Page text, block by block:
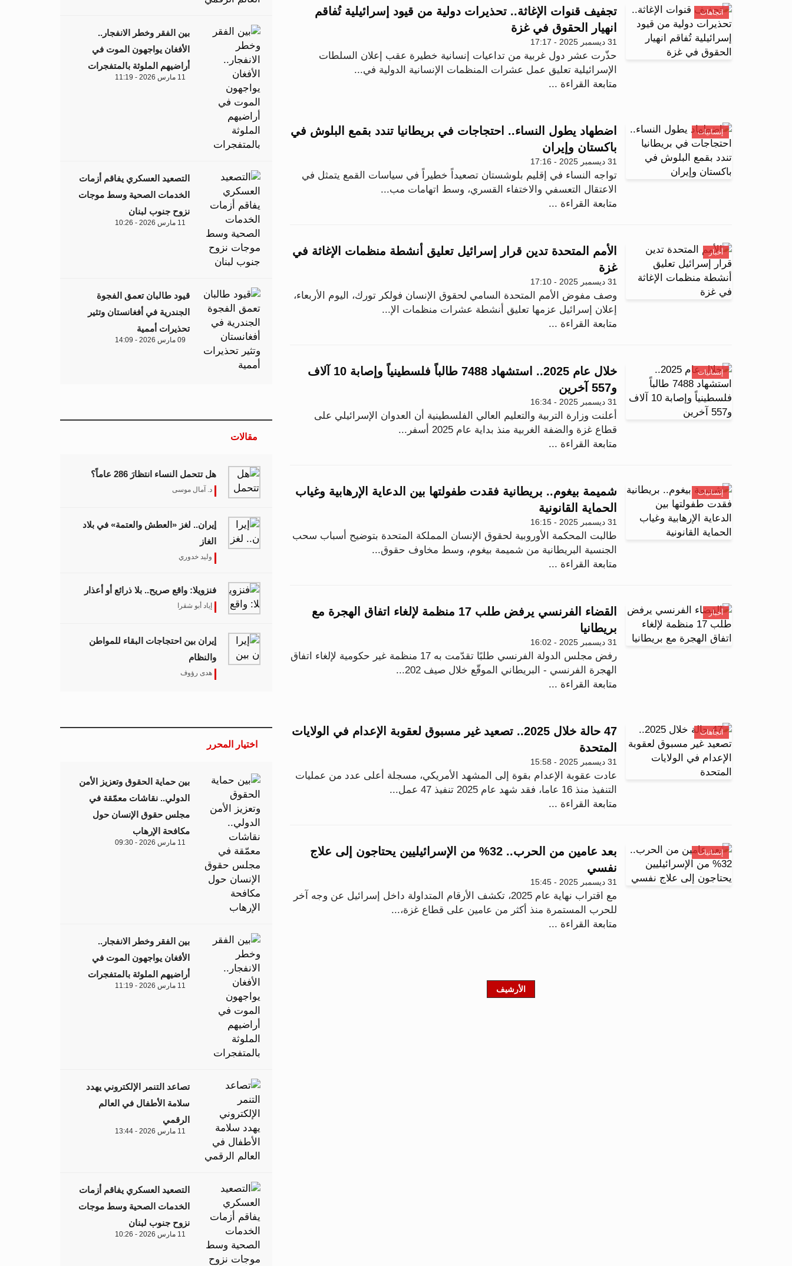
اتجاهات
تجفيف قنوات الإغاثة.. تحذيرات دولية من قيود إسرائيلية تُفاقم
انهيار الحقوق في غزة
31 ديسمبر 2025 - 17:17
حذّرت عشر دول غربية من تداعيات إنسانية خطيرة عقب إعلان السلطات
الإسرائيلية تعليق عمل عشرات المنظمات الإنسانية الدولية في...
متابعة القراءة ...
إنسانيات
اضطهاد يطول النساء.. احتجاجات في بريطانيا تندد بقمع البلوش في
باكستان وإيران
31 ديسمبر 2025 - 17:16
تواجه النساء في إقليم بلوشستان تصعيداً خطيراً في سياسات القمع يتمثل في
الاعتقال التعسفي والاختفاء القسري، وسط اتهامات مب...
متابعة القراءة ...
أخبار
الأمم المتحدة تدين قرار إسرائيل تعليق أنشطة منظمات الإغاثة في
غزة
31 ديسمبر 2025 - 17:10
وصف مفوض الأمم المتحدة السامي لحقوق الإنسان فولكر تورك، اليوم الأربعاء،
إعلان إسرائيل عزمها تعليق أنشطة عشرات منظمات الإ...
متابعة القراءة ...
إنسانيات
خلال عام 2025.. استشهاد 7488 طالباً فلسطينياً وإصابة 10 آلاف
و557 آخرين
31 ديسمبر 2025 - 16:34
أعلنت وزارة التربية والتعليم العالي الفلسطينية أن العدوان الإسرائيلي على
قطاع غزة والضفة الغربية منذ بداية عام 2025 أسفر...
متابعة القراءة ...
إنسانيات
شميمة بيغوم.. بريطانية فقدت طفولتها بين الدعاية الإرهابية وغياب
الحماية القانونية
31 ديسمبر 2025 - 16:15
طالبت المحكمة الأوروبية لحقوق الإنسان المملكة المتحدة بتوضيح أسباب سحب
الجنسية البريطانية من شميمة بيغوم، وسط مخاوف حقوق...
متابعة القراءة ...
أخبار
القضاء الفرنسي يرفض طلب 17 منظمة لإلغاء اتفاق الهجرة مع
بريطانيا
31 ديسمبر 2025 - 16:02
رفض مجلس الدولة الفرنسي طلبًا تقدّمت به 17 منظمة غير حكومية لإلغاء اتفاق
الهجرة الفرنسي - البريطاني الموقّع خلال صيف 202...
متابعة القراءة ...
اتجاهات
47 حالة خلال 2025.. تصعيد غير مسبوق لعقوبة الإعدام في الولايات
المتحدة
31 ديسمبر 2025 - 15:58
عادت عقوبة الإعدام بقوة إلى المشهد الأمريكي، مسجلة أعلى عدد من عمليات
التنفيذ منذ 16 عاما، فقد شهد عام 2025 تنفيذ 47 عمل...
متابعة القراءة ...
إنسانيات
بعد عامين من الحرب.. 32% من الإسرائيليين يحتاجون إلى علاج
نفسي
31 ديسمبر 2025 - 15:45
مع اقتراب نهاية عام 2025، تكشف الأرقام المتداولة داخل إسرائيل عن وجه آخر
للحرب المستمرة منذ أكثر من عامين على قطاع غزة،...
متابعة القراءة ...
الأرشيف
بين الفقر وخطر الانفجار..
الأفغان يواجهون الموت في
أراضيهم الملوثة بالمتفجرات
11 مارس 2026 - 11:19
التصعيد العسكري يفاقم أزمات
الخدمات الصحية وسط موجات
نزوح جنوب لبنان
11 مارس 2026 - 10:26
قيود طالبان تعمق الفجوة
الجندرية في أفغانستان وتثير
تحذيرات أممية
09 مارس 2026 - 14:09
مقالات
هل تتحمل النساء انتظارَ 286 عاماً؟
د. آمال موسى
إيران.. لغز «العطش والعتمة» في بلاد
الغاز
وليد خدوري
فنزويلا: واقع صريح.. بلا ذرائع أو أعذار
إياد أبو شقرا
إيران بين احتجاجات البقاء للمواطن
والنظام
هدى رؤوف
اختيار المحرر
بين حماية الحقوق وتعزيز الأمن
الدولي.. نقاشات معمّقة في
مجلس حقوق الإنسان حول
مكافحة الإرهاب
11 مارس 2026 - 09:30
بين الفقر وخطر الانفجار..
الأفغان يواجهون الموت في
أراضيهم الملوثة بالمتفجرات
11 مارس 2026 - 11:19
تصاعد التنمر الإلكتروني يهدد
سلامة الأطفال في العالم
الرقمي
11 مارس 2026 - 13:44
التصعيد العسكري يفاقم أزمات
الخدمات الصحية وسط موجات
نزوح جنوب لبنان
11 مارس 2026 - 10:26